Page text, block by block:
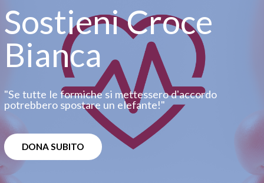
Sostieni Croce
Bianca
"Se tutte le formiche si mettessero dʼaccordo
potrebbero spostare un elefante!"
DONA SUBITO